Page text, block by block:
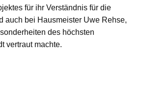
für ihr Verständnis für die
auch bei Hausmeister Uwe Rehse,
des höchsten
vertraut machte.